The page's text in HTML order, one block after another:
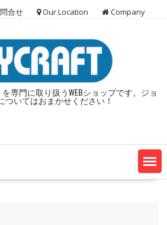
問合せ Our Location Company
専門に取り扱うWEBショップです。ジョ
ついてはおまかせください！